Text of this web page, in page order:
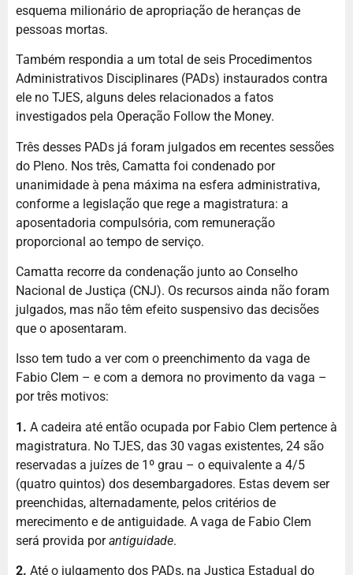
esquema milionário de apropriação de heranças de
pessoas mortas.
Também respondia a um total de seis Procedimentos
Administrativos Disciplinares (PADs) instaurados contra
ele no TJES, alguns deles relacionados a fatos
investigados pela Operação Follow the Money.
Três desses PADs já foram julgados em recentes sessões
do Pleno. Nos três, Camatta foi condenado por
unanimidade à pena máxima na esfera administrativa,
conforme a legislação que rege a magistratura: a
aposentadoria compulsória, com remuneração
proporcional ao tempo de serviço.
Camatta recorre da condenação junto ao Conselho
Nacional de Justiça (CNJ). Os recursos ainda não foram
julgados, mas não têm efeito suspensivo das decisões
que o aposentaram.
Isso tem tudo a ver com o preenchimento da vaga de
Fabio Clem – e com a demora no provimento da vaga –
por três motivos:
1. A cadeira até então ocupada por Fabio Clem pertence à
magistratura. No TJES, das 30 vagas existentes, 24 são
reservadas a juízes de 1º grau – o equivalente a 4/5
(quatro quintos) dos desembargadores. Estas devem ser
preenchidas, alternadamente, pelos critérios de
merecimento e de antiguidade. A vaga de Fabio Clem
será provida porantiguidade.
2. Até o julgamento dos PADs, na Justiça Estadual do